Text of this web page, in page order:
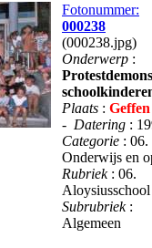
Fotonummer:
000238
(000238.jpg)
Onderwerp :
Plaats : Geffen
- Datering :
Categorie : 06.
Onderwijs en
Rubriek : 06.
Subrubriek :
Algemeen